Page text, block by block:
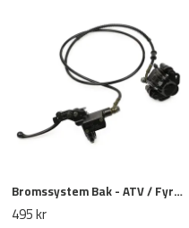
Bromssystem Bak - ATV / Fyrhjuling 90cc, 110cc, 125cc, vänster handtag
495 kr